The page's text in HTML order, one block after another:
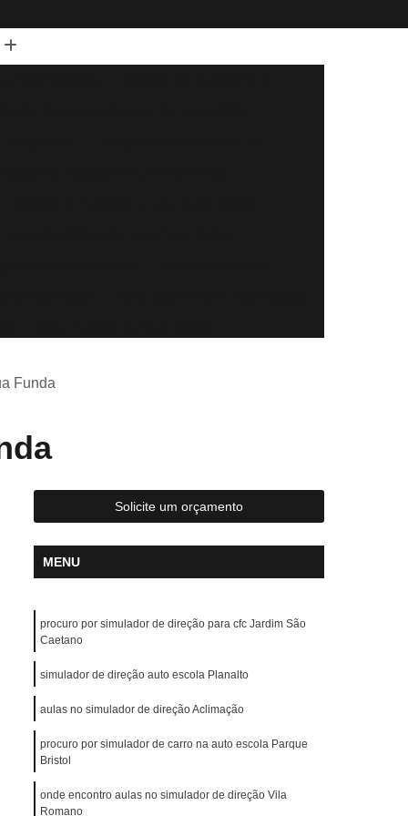
Automóvel
Aula de Direção em Carros
Aulas de Direção para Habilitados
para Carteira a
Auto Escola para Cnh
Auto Escola para Fazer Reciclagem
para Idosos
Escola para Primeira Habilitação
Auto Escola para Renovação de CNH
Carteira de Motorista Auto Escola
de Motorista Categoria D
Carteira de Motorista de Moto
Carteira de Motorista Definitiva
Funda
Solicite um orçamento
MENU
procuro por simulador de direção para cfc Jardim São
Caetano
simulador de direção auto escola Planalto
aulas no simulador de direção Aclimação
procuro por simulador de carro na auto escola Parque
Bristol
onde encontro aulas no simulador de direção Vila
Romano